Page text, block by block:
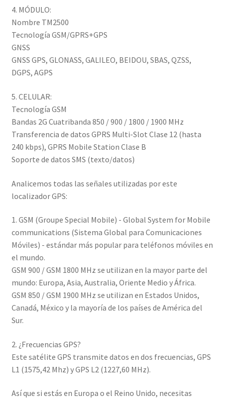
4. MÓDULO:
Nombre TM2500
Tecnología GSM/GPRS+GPS
GNSS
GNSS GPS, GLONASS, GALILEO, BEIDOU, SBAS, QZSS,
DGPS, AGPS
5. CELULAR:
Tecnología GSM
Bandas 2G Cuatribanda 850 / 900 / 1800 / 1900 MHz
Transferencia de datos GPRS Multi-Slot Clase 12 (hasta
240 kbps), GPRS Mobile Station Clase B
Soporte de datos SMS (texto/datos)
Analicemos todas las señales utilizadas por este
localizador GPS:
1. GSM (Groupe Special Mobile) - Global System for Mobile
communications (Sistema Global para Comunicaciones
Móviles) - estándar más popular para teléfonos móviles en
el mundo.
GSM 900 / GSM 1800 MHz se utilizan en la mayor parte del
mundo: Europa, Asia, Australia, Oriente Medio y África.
GSM 850 / GSM 1900 MHz se utilizan en Estados Unidos,
Canadá, México y la mayoría de los países de América del
Sur.
2. ¿Frecuencias GPS?
Este satélite GPS transmite datos en dos frecuencias, GPS
L1 (1575,42 Mhz) y GPS L2 (1227,60 MHz).
Así que si estás en Europa o el Reino Unido, necesitas